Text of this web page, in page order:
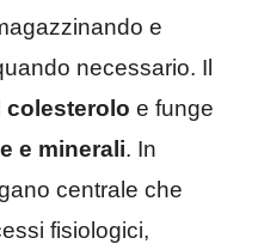
e
necessario. Il
colesterolo e funge
e minerali. In
centrale che
fisiologici,